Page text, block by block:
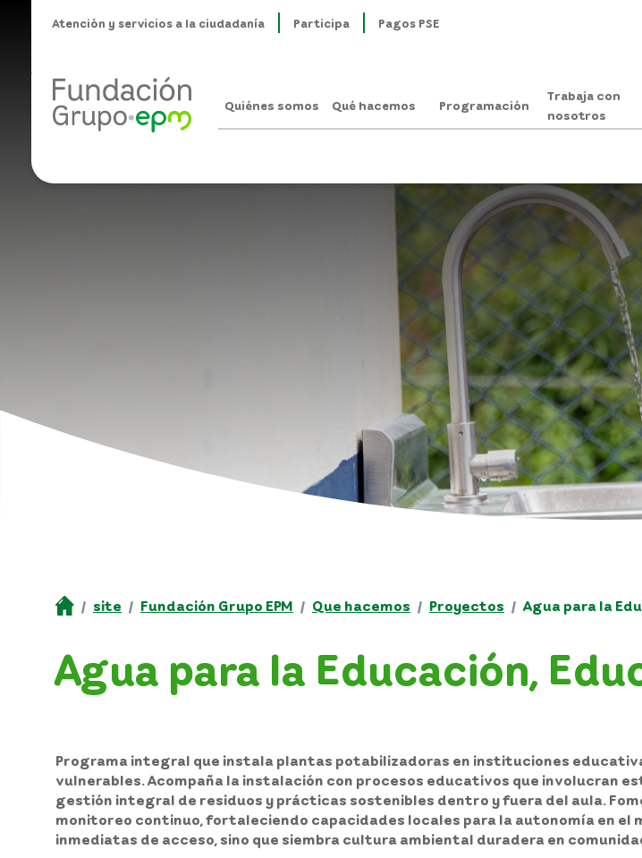
Atención y servicios a la ciudadanía Participa Pagos PSE
Quiénes somos Qué hacemos Programación
Trabaja con
nosotros
site Fundación Grupo EPM Que hacemos Proyectos Agua para la
Agua para la Educación,
Programa integral que instala plantas potabilizadoras en instituciones
vulnerables. Acompaña la instalación con procesos educativos que involucran
gestión integral de residuos y prácticas sostenibles dentro y fuera del aula.
monitoreo continuo, fortaleciendo capacidades locales para la autonomía en el
inmediatas de acceso, sino que siembra cultura ambiental duradera en